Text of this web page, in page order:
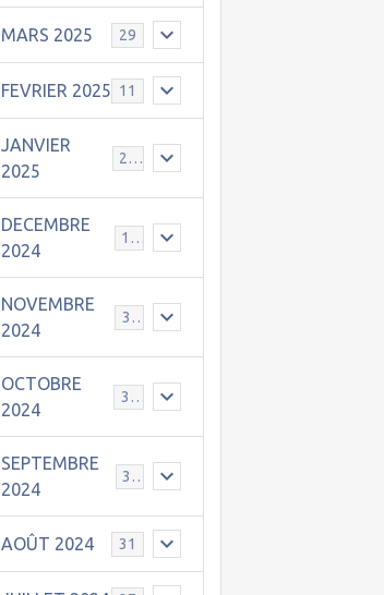
MARS 2025 29
FEVRIER 2025 11
JANVIER
2025
25
DECEMBRE
2024
19
NOVEMBRE
2024
30
OCTOBRE
2024
31
SEPTEMBRE
2024
30
AOÛT 2024 31